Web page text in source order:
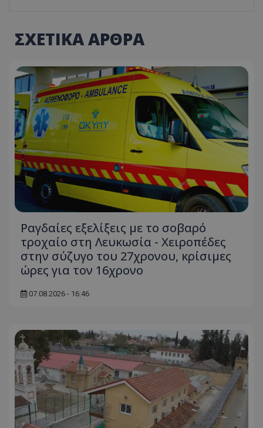
ΣΧΕΤΙΚΑ ΑΡΘΡΑ
Ραγδαίες εξελίξεις με το σοβαρό
τροχαίο στη Λευκωσία - Χειροπέδες
στην σύζυγο του 27χρονου, κρίσιμες
ώρες για τον 16χρονο
07.08.2026 - 16:46